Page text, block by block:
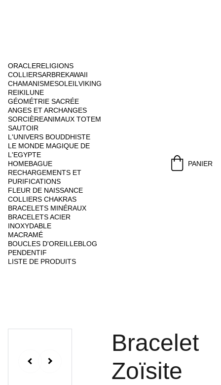
ORACLERELIGIONS
COLLIERSARBREKAWAII
CHAMANISMESOLEIL VIKING
REIKILUNE
GÉOMÉTRIE SACRÉE
ANGES ET ARCHANGES
SORCIÈREANIMAUX TOTEM
SAUTOIR
L'UNIVERS BOUDDHISTE
LE MONDE MAGIQUE DE
L'EGYPTE
HOMEBAGUE
RECHARGEMENTS ET
PURIFICATIONS
FLEUR DE NAISSANCE
COLLIERS CHAKRAS
BRACELETS MINÉRAUX
BRACELETS ACIER
INOXYDABLE
MACRAMÉ
BOUCLES D'OREILLEBLOG
PENDENTIF
LISTE DE PRODUITS
PANIER
Bracelet
Zoïsite